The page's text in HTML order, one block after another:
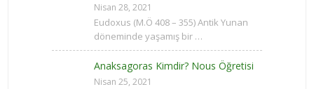
Nisan 28, 2021
Eudoxus (M.Ö 408 – 355) Antik Yunan
döneminde yaşamış bir …
Anaksagoras Kimdir? Nous Öğretisi
Nisan 25, 2021